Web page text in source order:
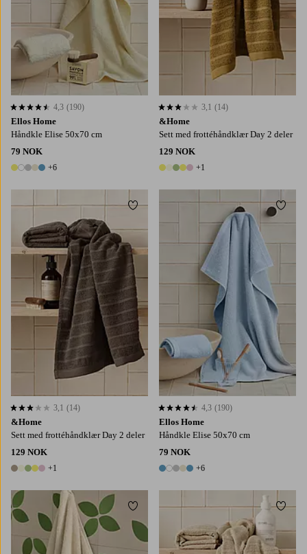
Ellos Home
Håndkle Elise 50x70 cm
79 NOK
11 farger
+6
4,3 basert på 190 karaktergivninger
4,3 (190)
&Home
Sett med frottéhåndklær Day 2 deler
129 NOK
6 farger
+1
3,1 basert på 14 karaktergivninger
3,1 (14)
&Home
Sett med frottéhåndklær Day 2 deler
129 NOK
6 farger
+1
3,1 basert på 14 karaktergivninger
3,1 (14)
Legg til favoritter
Ellos Home
Håndkle Elise 50x70 cm
79 NOK
11 farger
+6
4,3 basert på 190 karaktergivninger
4,3 (190)
Legg til favoritter